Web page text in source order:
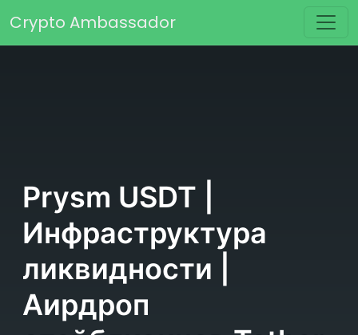
Основная навигация
Crypto Ambassador
Prysm USDT |
Инфраструктура
ликвидности |
Аирдроп